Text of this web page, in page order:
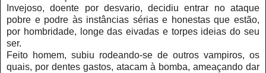
Invejoso, doente por desvario, decidiu entrar no ataque
pobre e podre às instâncias sérias e honestas que estão,
por hombridade, longe das eivadas e torpes ideias do seu
ser.
Feito homem, subiu rodeando-se de outros vampiros, os
quais, por dentes gastos, atacam à bomba, ameaçando dar